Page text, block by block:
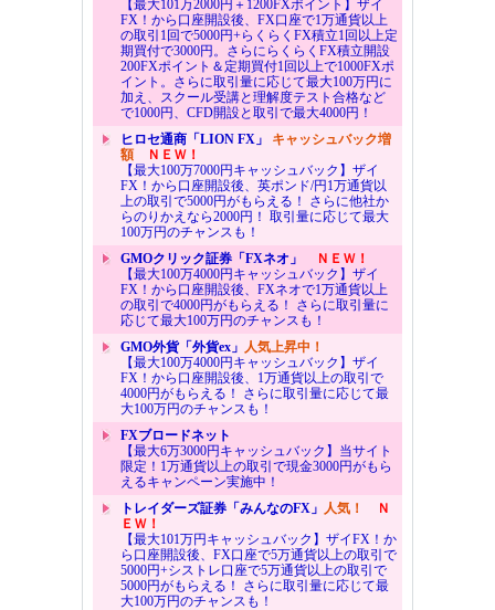
【最大101万2000円＋1200FXポイント】ザイ
FX！から口座開設後、FX口座で1万通貨以上
の取引1回で5000円+らくらくFX積立1回以上定
期買付で3000円。さらにらくらくFX積立開設
200FXポイント＆定期買付1回以上で1000FXポ
イント。さらに取引量に応じて最大100万円に
加え、スクール受講と理解度テスト合格など
で1000円、CFD開設と取引で最大4000円！
ヒロセ通商「LION FX」 キャッシュバック増
額ＮＥＷ！
【最大100万7000円キャッシュバック】ザイ
FX！から口座開設後、英ポンド/円1万通貨以
上の取引で5000円がもらえる！ さらに他社か
らのりかえなら2000円！ 取引量に応じて最大
100万円のチャンスも！
GMOクリック証券「FXネオ」
ＮＥＷ！
【最大100万4000円キャッシュバック】ザイ
FX！から口座開設後、FXネオで1万通貨以上
の取引で4000円がもらえる！ さらに取引量に
応じて最大100万円のチャンスも！
GMO外貨「外貨ex」 人気上昇中！
【最大100万4000円キャッシュバック】ザイ
FX！から口座開設後、1万通貨以上の取引で
4000円がもらえる！ さらに取引量に応じて最
大100万円のチャンスも！
FXブロードネット
【最大6万3000円キャッシュバック】当サイト
限定！1万通貨以上の取引で現金3000円がもら
えるキャンペーン実施中！
トレイダーズ証券「みんなのFX」 人気！
Ｎ
ＥＷ！
【最大101万円キャッシュバック】ザイFX！か
ら口座開設後、FX口座で5万通貨以上の取引で
5000円+シストレ口座で5万通貨以上の取引で
5000円がもらえる！ さらに取引量に応じて最
大100万円のチャンスも！